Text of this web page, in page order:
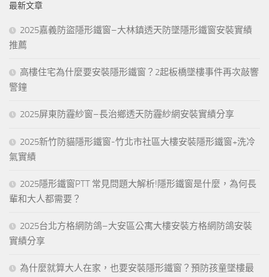
字:
最新文章
2025嘉義防盜隱形鐵窗–大林鎮透天防墜隱形鐵窗安裝實績
推薦
高樓住宅為什麼要安裝隱形鐵窗？2起板橋墜樓事件再次敲響
警鐘
2025屏東防霾紗窗–長治鄉透天防霾紗網安裝實績分享
2025新竹防貓隱形鐵窗-竹北市社區大樓安裝隱形鐵窗+洗冷
氣實績
2025隱形鐵窗PTT 常見問題大解析!隱形鐵窗是什麼，為何長
輩和大人都需要？
2025台北方格網防鴿–大安區公寓大樓安裝方格網防鴿安裝
實績分享
為什麼就算大人在家，也要安裝隱形鐵窗？預防孩童墜樓最